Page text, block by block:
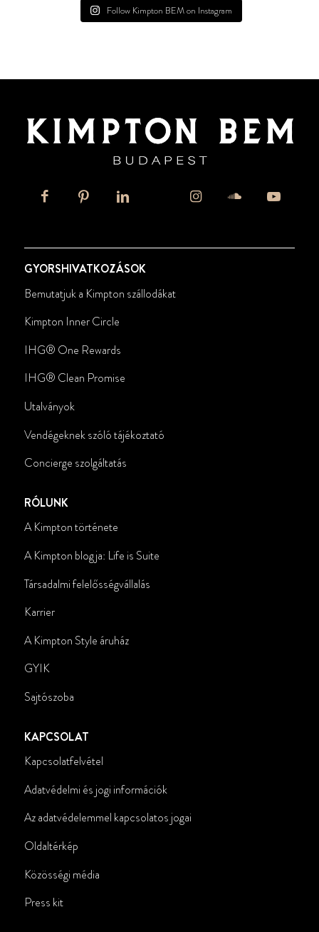
Follow Kimpton BEM on Instagram
GYORSHIVATKOZÁSOK
Bemutatjuk a Kimpton szállodákat
Kimpton Inner Circle
IHG® One Rewards
IHG® Clean Promise
Utalványok
Vendégeknek szóló tájékoztató
Concierge szolgáltatás
RÓLUNK
A Kimpton története
A Kimpton blogja: Life is Suite
Társadalmi felelősségvállalás
Karrier
A Kimpton Style áruház
GYIK
Sajtószoba
KAPCSOLAT
Kapcsolatfelvétel
Adatvédelmi és jogi információk
Az adatvédelemmel kapcsolatos jogai
Oldaltérkép
Közösségi média
Press kit